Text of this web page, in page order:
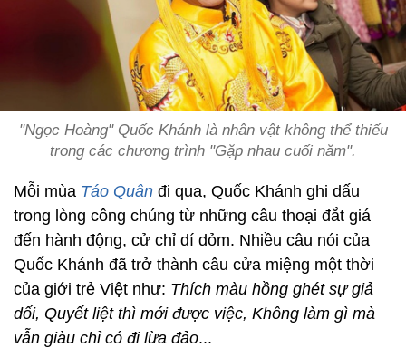
"Ngọc Hoàng" Quốc Khánh là nhân vật không thể thiếu
trong các chương trình "Gặp nhau cuối năm".
Mỗi mùa Táo Quân đi qua, Quốc Khánh ghi dấu
trong lòng công chúng từ những câu thoại đắt giá
đến hành động, cử chỉ dí dỏm. Nhiều câu nói của
Quốc Khánh đã trở thành câu cửa miệng một thời
của giới trẻ Việt như: Thích màu hồng ghét sự giả
dối, Quyết liệt thì mới được việc, Không làm gì mà
vẫn giàu chỉ có đi lừa đảo...